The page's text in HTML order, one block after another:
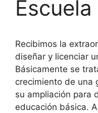
Recibimos la
diseñar y licenciar
Básicamente se
crecimiento de una
su ampliación para
educación básica.